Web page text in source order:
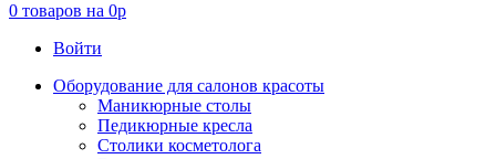
0 товаров на 0p
Войти
Оборудование для салонов красоты
Маникюрные столы
Педикюрные кресла
Столики косметолога